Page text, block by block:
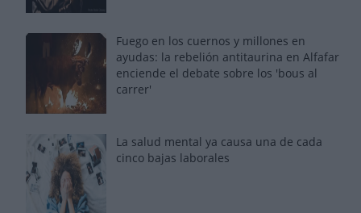
Fuego en los cuernos y millones en
ayudas: la rebelión antitaurina en Alfafar
enciende el debate sobre los 'bous al
carrer'
La salud mental ya causa una de cada
cinco bajas laborales